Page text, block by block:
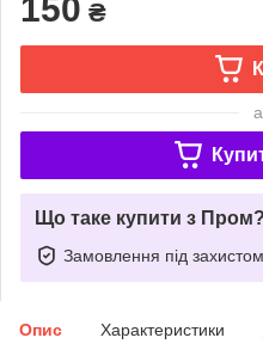
150 ₴
Що таке купити з Пром?
Замовлення під захистом
Опис Характеристики